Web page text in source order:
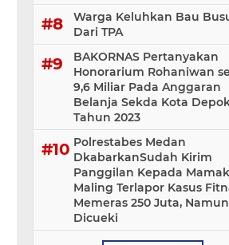
Warga Keluhkan Bau
Dari TPA
BAKORNAS Pertanyakan
Honorarium Rohaniwan
9,6 Miliar Pada Anggaran
Belanja Sekda Kota
Tahun 2023
Polrestabes Medan
DkabarkanSudah Kirim
Panggilan Kepada Mamak
Maling Terlapor Kasus
Memeras 250 Juta, Namun
Dicueki